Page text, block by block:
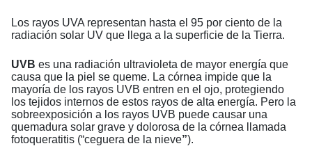
Los rayos UVA representan hasta el 95 por ciento de la
radiación solar UV que llega a la superficie de la Tierra.
UVB es una radiación ultravioleta de mayor energía que
causa que la piel se queme. La córnea impide que la
mayoría de los rayos UVB entren en el ojo, protegiendo
los tejidos internos de estos rayos de alta energía. Pero la
sobreexposición a los rayos UVB puede causar una
quemadura solar grave y dolorosa de la córnea llamada
fotoqueratitis (“ceguera de la nieve”).